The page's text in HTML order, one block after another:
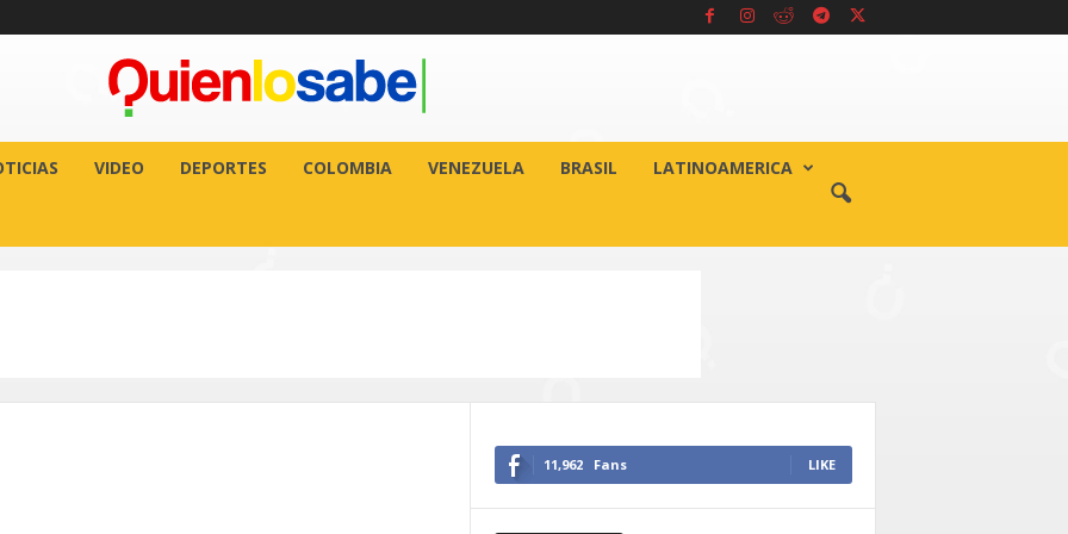
VIDEO DEPORTES COLOMBIA VENEZUELA BRASIL LATINOAMERICA
11,962 Fans LIKE